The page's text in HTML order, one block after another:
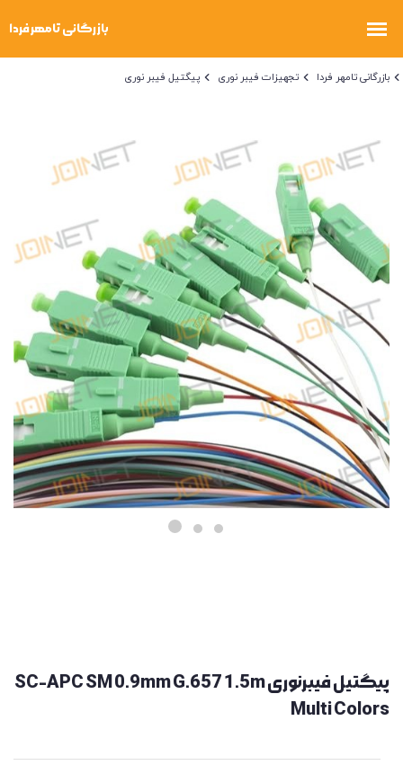
بازرگانی تامهر فردا تجهیزات فیبر نوری پیگتیل فیبر نوری
پیگتیل فیبرنوری SC-APC SM 0.9mm G.657 1.5m
Multi Colors